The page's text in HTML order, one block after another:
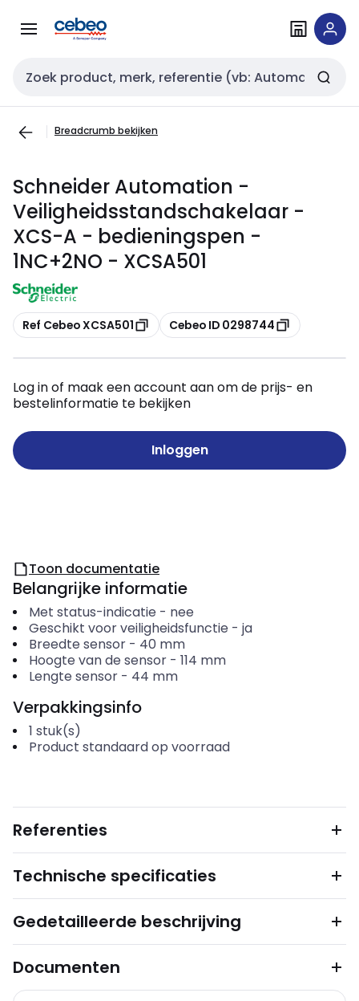
naar
naar
Zoekveld invoer
Breadcrumb bekijken
Schneider Automation -
Veiligheidsstandschakelaar -
XCS-A - bedieningspen -
1NC+2NO - XCSA501
Kopiëren
Ref Cebeo XCSA501 Kopiëren
Cebeo ID 0298744
Log in of maak een account aan om de prijs- en
bestelinformatie te bekijken
Inloggen
Toon documentatie
Belangrijke informatie
Met status-indicatie - nee
Geschikt voor veiligheidsfunctie - ja
Breedte sensor- 40 mm
Hoogte van de sensor- 114 mm
Lengte sensor- 44 mm
Verpakkingsinfo
1 stuk(s)
Product standaard op voorraad
Referenties
Technische specificaties
Gedetailleerde beschrijving
Documenten